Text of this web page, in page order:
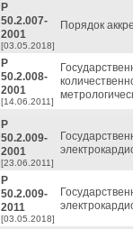
Р
50.2.007-
2001
[03.05.2018]
Порядок
Р
50.2.008-
2001
[14.06.2011]
Р
50.2.009-
2001
[23.06.2011]
Р
50.2.009-
2011
[03.05.2018]